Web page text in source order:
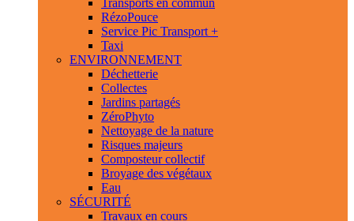
RézoPouce
Service Pic Transport +
Taxi
ENVIRONNEMENT
Déchetterie
Collectes
Jardins partagés
ZéroPhyto
Nettoyage de la nature
Risques majeurs
Composteur collectif
Broyage des végétaux
Eau
SÉCURITÉ
Travaux en cours